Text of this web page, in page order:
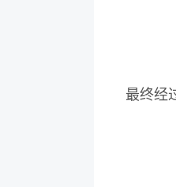
最终经